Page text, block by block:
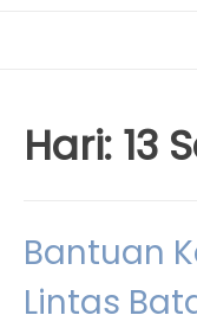
Hari: 13
Bantuan
Lintas